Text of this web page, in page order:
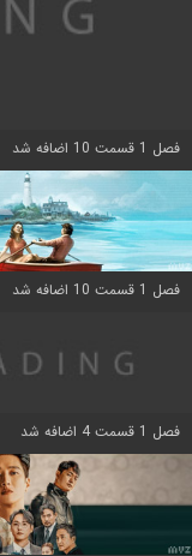
فصل 1 قسمت 10 اضافه شد
فصل 1 قسمت 10 اضافه شد
فصل 1 قسمت 4 اضافه شد